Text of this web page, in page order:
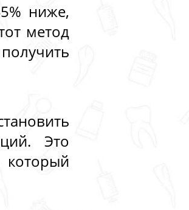
ниже,
метод
Это
который